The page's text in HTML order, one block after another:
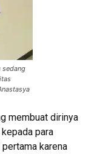
sedang
membuat dirinya
para
karena